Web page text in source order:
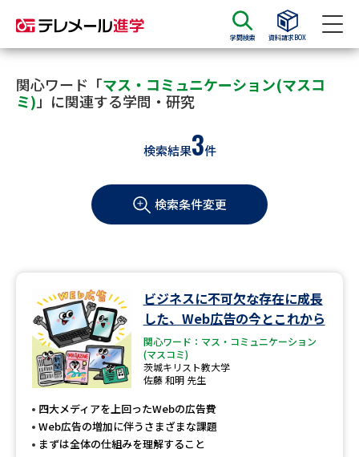
学問検索 資料請求BOX
資料請求 資料検索
大学・短大の資料種類から請求
学部・学科パンフ
総合型選抜・学校推薦型選抜 募
大学入学共通テスト利用選抜の
大学・短大以外の資料から請求
専門学校の資料請求 大学院の資料請求
留学・進学関連、塾・予備校
内」の請求
大学入学共通テスト「受験上の
高等学校卒業程度認定試験
関心ワード「マス・コミュニケーション(マスコ
ミ) 」に関連する学問・研究
検索結果3件
検索条件変更
ビジネスに不可欠な存在に成長
した、Web広告の今とこれから
関心ワード：マス・コミュニケーション
(マスコミ)
茨城キリスト教大学
佐藤 和明 先生
四大メディアを上回ったWebの広告費
Web広告の増加に伴うさまざまな課題
まずは全体の仕組みを理解すること